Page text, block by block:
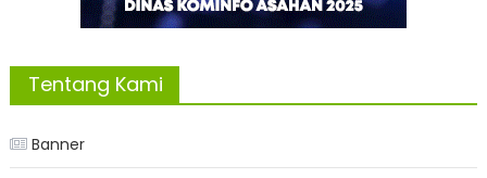
Tentang Kami
Banner